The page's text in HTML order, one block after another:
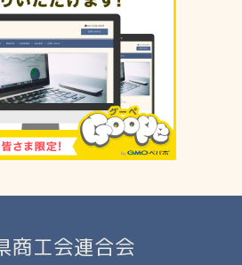
商工会連合会